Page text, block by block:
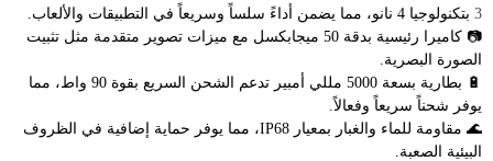
3 بتكنولوجيا 4 نانو، مما يضمن أداءً سلساً وسريعاً في التطبيقات والألعاب.
📷 كاميرا رئيسية بدقة 50 ميجابكسل مع ميزات تصوير متقدمة مثل تثبيت
الصورة البصرية.
🔋 بطارية بسعة 5000 مللي أمبير تدعم الشحن السريع بقوة 90 واط، مما
يوفر شحناً سريعاً وفعالاً.
🌊 مقاومة للماء والغبار بمعيار IP68، مما يوفر حماية إضافية في الظروف
البيئية الصعبة.